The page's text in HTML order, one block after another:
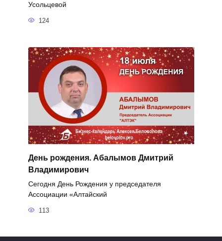
Усольцевой
124
День рождения. Абалымов Дмитрий
Владимирович
Сегодня День Рождения у председателя
Ассоциации «Алтайский
113